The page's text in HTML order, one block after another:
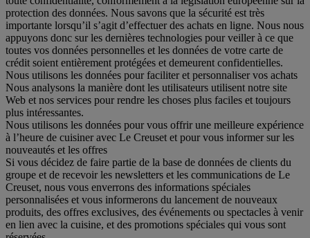
protection des données. Nous savons que la sécurité est très
importante lorsqu’il s’agit d’effectuer des achats en ligne. Nous nous
appuyons donc sur les dernières technologies pour veiller à ce que
toutes vos données personnelles et les données de votre carte de
crédit soient entièrement protégées et demeurent confidentielles.
Nous utilisons les données pour faciliter et personnaliser vos achats
Nous analysons la manière dont les utilisateurs utilisent notre site
Web et nos services pour rendre les choses plus faciles et toujours
plus intéressantes.
Nous utilisons les données pour vous offrir une meilleure expérience
à l’heure de cuisiner avec Le Creuset et pour vous informer sur les
nouveautés et les offres
Si vous décidez de faire partie de la base de données de clients du
groupe et de recevoir les newsletters et les communications de Le
Creuset, nous vous enverrons des informations spéciales
personnalisées et vous informerons du lancement de nouveaux
produits, des offres exclusives, des événements ou spectacles à venir
en lien avec la cuisine, et des promotions spéciales qui vous sont